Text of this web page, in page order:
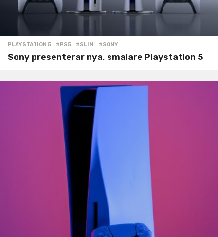
PLAYSTATION 5 #PS5 ,#SLIM ,#SONY
Sony presenterar nya, smalare Playstation 5